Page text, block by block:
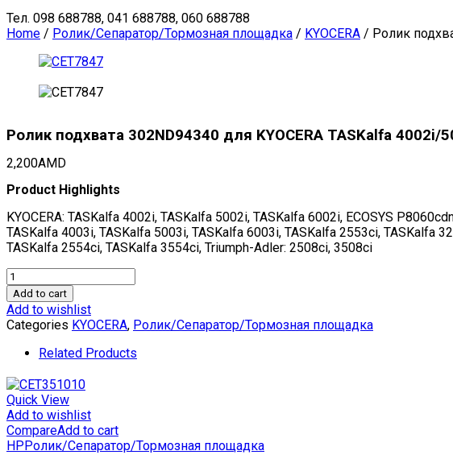
Тел. 098 688788, 041 688788, 060 688788
Home / Ролик/Сепаратор/Тормозная площадка / KYOCERA / Ролик
Ролик подхвата 302ND94340 для KYOCERA TASKalfa 4002i/
2,200AMD
Product Highlights
KYOCERA: TASKalfa 4002i, TASKalfa 5002i, TASKalfa 6002i, ECOSYS
TASKalfa 4003i, TASKalfa 5003i, TASKalfa 6003i, TASKalfa 2553ci, TASKalfa
TASKalfa 2554ci, TASKalfa 3554ci, Triumph-Adler: 2508ci, 3508ci
Ролик
подхвата
302ND94340
для
KYOCERA
TASKalfa
(CET),
CET7847
quantity
Add to cart
Add to wishlist
Categories KYOCERA, Ролик/Сепаратор/Тормозная площадка
Related Products
Quick View
Add to wishlist
CompareAdd to cart
HP Ролик/Сепаратор/Тормозная площадка